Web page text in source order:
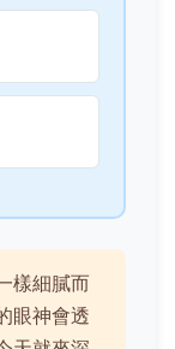
樣細膩而
眼神會透